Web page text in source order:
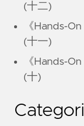
(十二)
《Hands-
(十一)
《Hands-
(十)